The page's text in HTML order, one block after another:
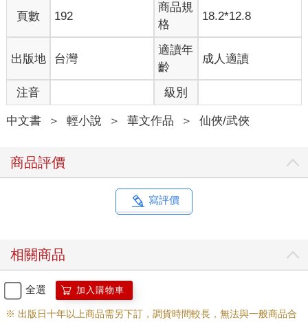
頁數 192
商品規
格
18.2*12.8
出版地 台灣
適讀年
齡
成人適讀
注音 級別
中文書 ＞ 輕小說 ＞ 華文作品 ＞ 仙俠/武俠
商品評價
寫評價
相關商品
全選 加入購物車
※ 出版日十年以上商品需另下訂，調貨時間較長，無法與一般商品合